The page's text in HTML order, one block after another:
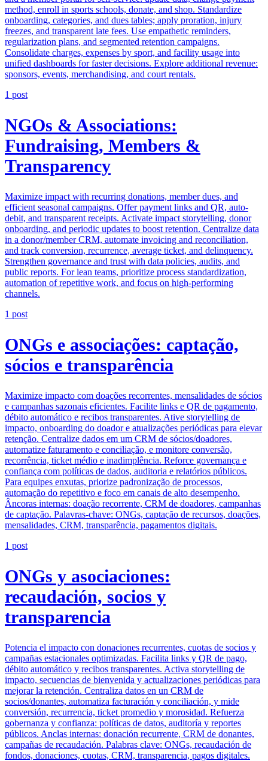
method, enroll in sports schools, donate, and shop. Standardize
onboarding, categories, and dues tables; apply proration, injury
freezes, and transparent late fees. Use empathetic reminders,
regularization plans, and segmented retention campaigns.
Consolidate charges, expenses by sport, and facility usage into
unified dashboards for faster decisions. Explore additional revenue:
sponsors, events, merchandising, and court rentals.
1 post
NGOs & Associations:
Fundraising, Members &
Transparency
Maximize impact with recurring donations, member dues, and
efficient seasonal campaigns. Offer payment links and QR, auto-
debit, and transparent receipts. Activate impact storytelling, donor
onboarding, and periodic updates to boost retention. Centralize data
in a donor/member CRM, automate invoicing and reconciliation,
and track conversion, recurrence, average ticket, and delinquency.
Strengthen governance and trust with data policies, audits, and
public reports. For lean teams, prioritize process standardization,
automation of repetitive work, and focus on high-performing
channels.
1 post
ONGs e associações: captação,
sócios e transparência
Maximize impacto com doações recorrentes, mensalidades de sócios
e campanhas sazonais eficientes. Facilite links e QR de pagamento,
débito automático e recibos transparentes. Ative storytelling de
impacto, onboarding do doador e atualizações periódicas para elevar
retenção. Centralize dados em um CRM de sócios/doadores,
automatize faturamento e conciliação, e monitore conversão,
recorrência, ticket médio e inadimplência. Reforce governança e
confiança com políticas de dados, auditoria e relatórios públicos.
Para equipes enxutas, priorize padronização de processos,
automação do repetitivo e foco em canais de alto desempenho.
Âncoras internas: doação recorrente, CRM de doadores, campanhas
de captação. Palavras-chave: ONGs, captação de recursos, doações,
mensalidades, CRM, transparência, pagamentos digitais.
1 post
ONGs y asociaciones:
recaudación, socios y
transparencia
Potencia el impacto con donaciones recurrentes, cuotas de socios y
campañas estacionales optimizadas. Facilita links y QR de pago,
débito automático y recibos transparentes. Activa storytelling de
impacto, secuencias de bienvenida y actualizaciones periódicas para
mejorar la retención. Centraliza datos en un CRM de
socios/donantes, automatiza facturación y conciliación, y mide
conversión, recurrencia, ticket promedio y morosidad. Refuerza
gobernanza y confianza: políticas de datos, auditoría y reportes
públicos. Anclas internas: donación recurrente, CRM de donantes,
campañas de recaudación. Palabras clave: ONGs, recaudación de
fondos, donaciones, cuotas, CRM, transparencia, pagos digitales.